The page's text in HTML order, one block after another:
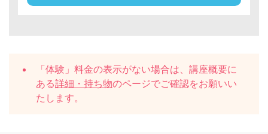
「体験」料金の表示がない場合は、講座概要に
ある詳細・持ち物のページでご確認をお願いい
たします。